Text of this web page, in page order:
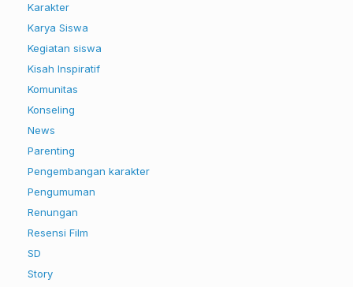
Karakter
Karya Siswa
Kegiatan siswa
Kisah Inspiratif
Komunitas
Konseling
News
Parenting
Pengembangan karakter
Pengumuman
Renungan
Resensi Film
SD
Story